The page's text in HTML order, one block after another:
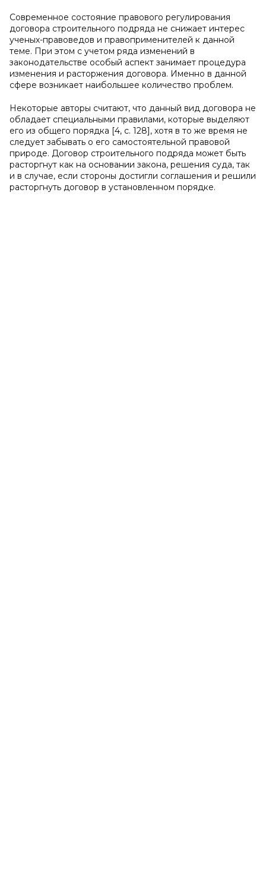
Современное состояние правового регулирования
договора строительного подряда не снижает интерес
ученых-правоведов и правоприменителей к данной
теме. При этом с учетом ряда изменений в
законодательстве особый аспект занимает процедура
изменения и расторжения договора. Именно в данной
сфере возникает наибольшее количество проблем.
Некоторые авторы считают, что данный вид договора не
обладает специальными правилами, которые выделяют
его из общего порядка [4, с. 128], хотя в то же время не
следует забывать о его самостоятельной правовой
природе. Договор строительного подряда может быть
расторгнут как на основании закона, решения суда, так
и в случае, если стороны достигли соглашения и решили
расторгнуть договор в установленном порядке.